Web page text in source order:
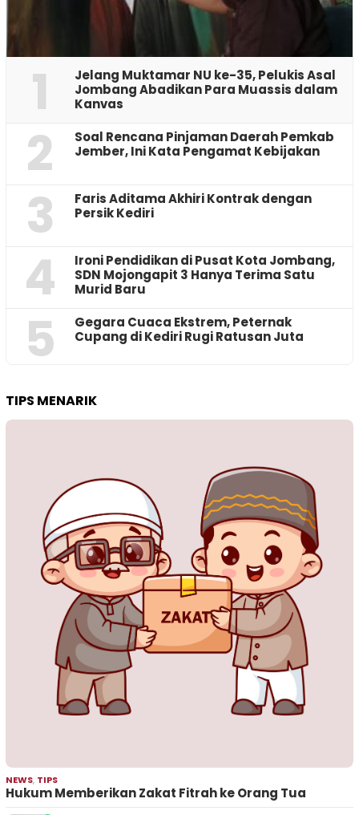
1
Jelang Muktamar NU ke-35, Pelukis Asal
Jombang Abadikan Para Muassis dalam
Kanvas
2
‎Soal Rencana Pinjaman Daerah Pemkab
Jember, Ini Kata Pengamat Kebijakan ‎
3
Faris Aditama Akhiri Kontrak dengan
Persik Kediri
4
Ironi Pendidikan di Pusat Kota Jombang,
SDN Mojongapit 3 Hanya Terima Satu
Murid Baru
5
‎Gegara Cuaca Ekstrem, Peternak
Cupang di Kediri Rugi Ratusan Juta
TIPS MENARIK
NEWS, TIPS
Hukum Memberikan Zakat Fitrah ke Orang Tua